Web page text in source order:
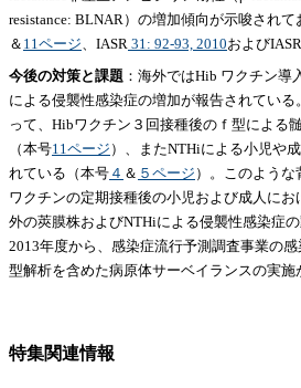
resistance: BLNAR）の増加傾向が示唆され
＆ 11ページ、IASR 31: 92-93, 2010およびIASR
今後の対策と課題 ：海外ではHib ワクチン導
による侵襲性感染症の増加が報告されてい
って、Hibワクチン３回接種後のｆ型による
（本号11ページ ）、またNTHiによる小児や
れている（本号 ４ ＆ ５ページ ）。このよう
ワクチンの定期接種後の小児および成人に
外の莢膜株およびNTHiによる侵襲性感染症の
2013年度から、感染症流行予測調査事業の
型解析を含めた病原体サーベイランスの実施
特集関連情報